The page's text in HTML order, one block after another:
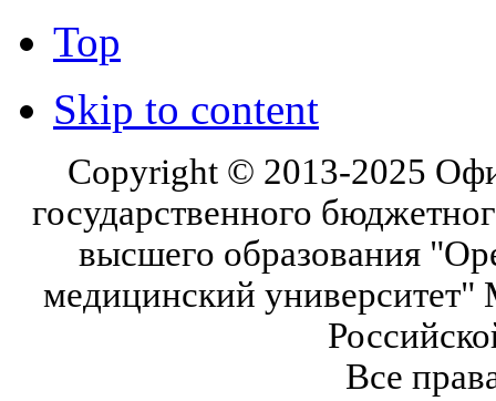
Top
Skip to content
Copyright © 2013-2025
государственного
высшего образования
медицинский университет"
Все